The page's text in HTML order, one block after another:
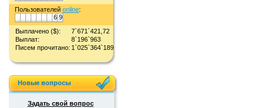
Пользователей online:
6 9
Выплачено ($):
7`671`421,72
Выплат:
8`196`963
Писем прочитано: 1`025`364`189
Новые вопросы
Задать свой вопрос